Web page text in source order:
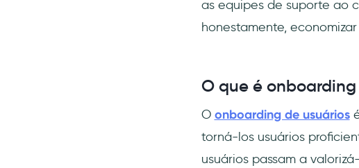
as equipes de suporte ao
honestamente,
O que é
O onboarding de usuários
torná-los usuários
usuários passam a